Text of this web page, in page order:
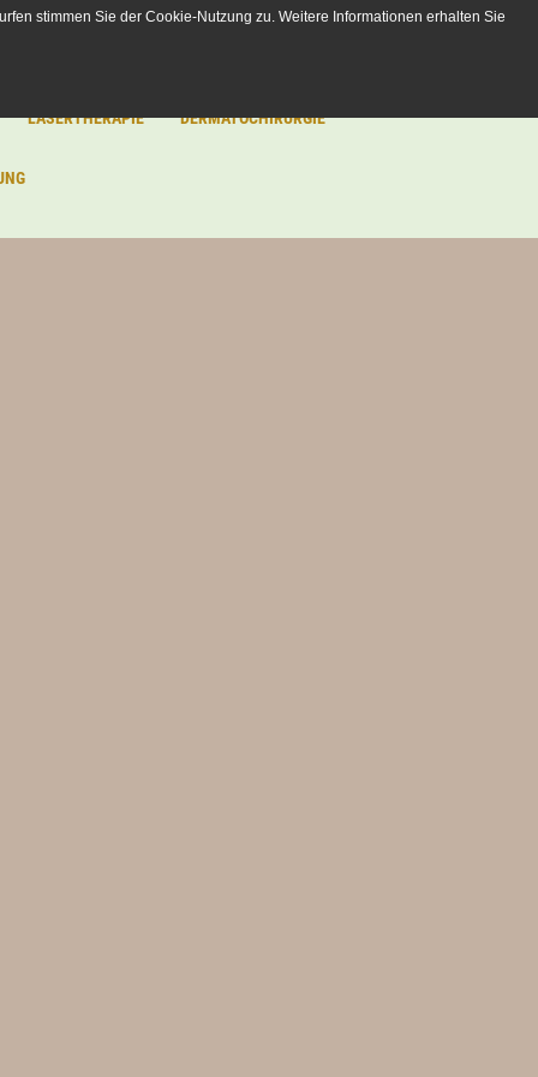
LASERTHERAPIE DERMATOCHIRURGIE
stimmen Sie der Cookie-Nutzung zu. Weitere Informationen erhalten Sie